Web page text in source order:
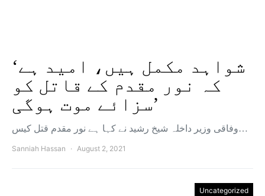
‘شواہد مکمل ہیں، امید ہے
کہ نور مقدم کے قاتل کو
سزائے موت ہوگی’
وفاقی وزیر داخلہ شیخ رشید نے کہا ہے نور مقدم قتل کیس…
Sanniah Hassan August 2, 2021
Uncategorized